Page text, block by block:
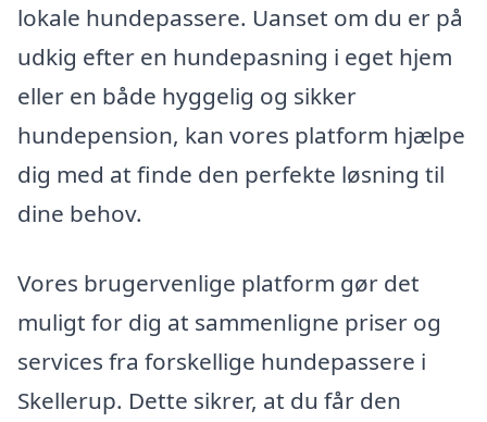
lokale hundepassere. Uanset om du er på
udkig efter en hundepasning i eget hjem
eller en både hyggelig og sikker
hundepension, kan vores platform hjælpe
dig med at finde den perfekte løsning til
dine behov.
Vores brugervenlige platform gør det
muligt for dig at sammenligne priser og
services fra forskellige hundepassere i
Skellerup. Dette sikrer, at du får den